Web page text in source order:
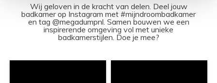
Wij geloven in de kracht van delen. Deel jouw
badkamer op Instagram met #mijndroombadkamer
en tag @megadumpnl. Samen bouwen we een
inspirerende omgeving vol met unieke
badkamerstijlen. Doe je mee?